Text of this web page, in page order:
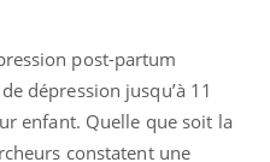
post-partum
dépression jusqu’à 11
enfant. Quelle que soit la
constatent une